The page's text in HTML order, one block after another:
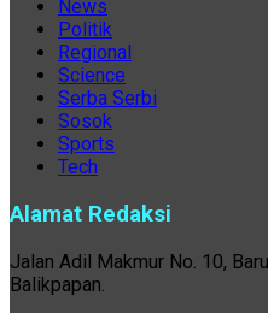
News
Politik
Regional
Science
Serba Serbi
Sosok
Sports
Tech
Alamat Redaksi
Jalan Adil Makmur No. 10,
Balikpapan.